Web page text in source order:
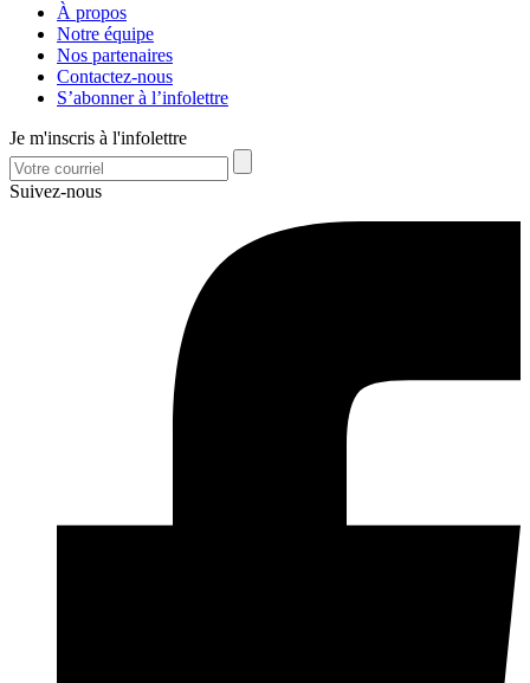
À propos
Notre équipe
Nos partenaires
Contactez-nous
S’abonner à l’infolettre
Je m'inscris à l'infolettre
Suivez-nous